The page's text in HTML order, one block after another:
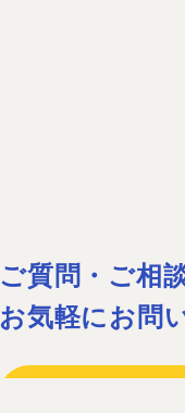
ご質問・ご相
お気軽にお問